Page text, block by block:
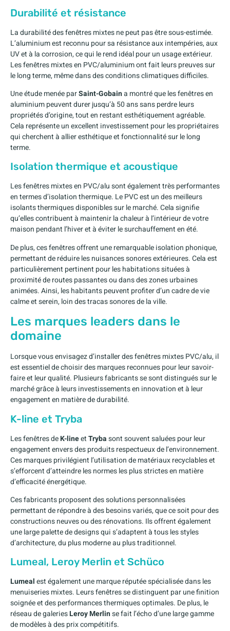
Durabilité et résistance
La durabilité des fenêtres mixtes ne peut pas être sous-estimée.
L’aluminium est reconnu pour sa résistance aux intempéries, aux
UV et à la corrosion, ce qui le rend idéal pour un usage extérieur.
Les fenêtres mixtes en PVC/aluminium ont fait leurs preuves sur
le long terme, même dans des conditions climatiques difficiles.
Une étude menée parSaint-Gobaina montré que les fenêtres en
aluminium peuvent durer jusqu’à 50 ans sans perdre leurs
propriétés d’origine, tout en restant esthétiquement agréable.
Cela représente un excellent investissement pour les propriétaires
qui cherchent à allier esthétique et fonctionnalité sur le long
terme.
Isolation thermique et acoustique
Les fenêtres mixtes en PVC/alu sont également très performantes
en termes d’isolation thermique. Le PVC est un des meilleurs
isolants thermiques disponibles sur le marché. Cela signifie
qu’elles contribuent à maintenir la chaleur à l’intérieur de votre
maison pendant l’hiver et à éviter le surchauffement en été.
De plus, ces fenêtres offrent une remarquable isolation phonique,
permettant de réduire les nuisances sonores extérieures. Cela est
particulièrement pertinent pour les habitations situées à
proximité de routes passantes ou dans des zones urbaines
animées. Ainsi, les habitants peuvent profiter d’un cadre de vie
calme et serein, loin des tracas sonores de la ville.
Les marques leaders dans le
domaine
Lorsque vous envisagez d’installer des fenêtres mixtes PVC/alu, il
est essentiel de choisir des marques reconnues pour leur savoir-
faire et leur qualité. Plusieurs fabricants se sont distingués sur le
marché grâce à leurs investissements en innovation et à leur
engagement en matière de durabilité.
K-line et Tryba
Les fenêtres deK-lineetTrybasont souvent saluées pour leur
engagement envers des produits respectueux de l’environnement.
Ces marques privilégient l’utilisation de matériaux recyclables et
s’efforcent d’atteindre les normes les plus strictes en matière
d’efficacité énergétique.
Ces fabricants proposent des solutions personnalisées
permettant de répondre à des besoins variés, que ce soit pour des
constructions neuves ou des rénovations. Ils offrent également
une large palette de designs qui s’adaptent à tous les styles
d’architecture, du plus moderne au plus traditionnel.
Lumeal, Leroy Merlin et Schüco
Lumealest également une marque réputée spécialisée dans les
menuiseries mixtes. Leurs fenêtres se distinguent par une finition
soignée et des performances thermiques optimales. De plus, le
réseau de galeriesLeroy Merlinse fait l’écho d’une large gamme
de modèles à des prix compétitifs.